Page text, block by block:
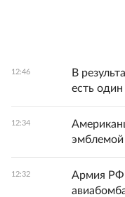
12:46
В
есть
12:34
12:32
Армия РФ